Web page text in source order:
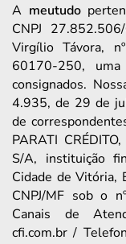
A meutudo
CNPJ
Virgílio Távora,
60170-250,
consignados.
4.935, de 29 de
de
PARATI
S/A, instituição
Cidade de Vitória,
CNPJ/MF sob o
Canais de
cfi.com.br /